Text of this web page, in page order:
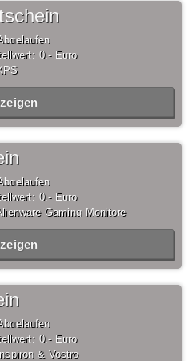
0,- Euro
0,- Euro
Gaming Monitore
0,- Euro
& Vostro